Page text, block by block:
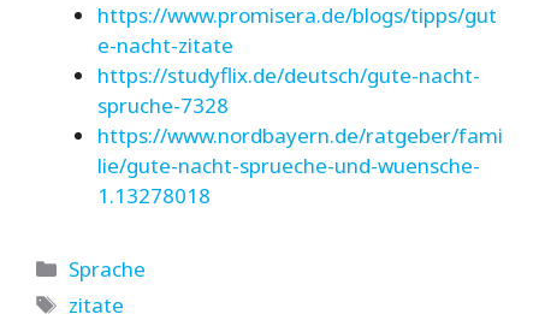
https://www.promisera.de/blogs/tipps/gut
e-nacht-zitate
https://studyflix.de/deutsch/gute-nacht-
spruche-7328
https://www.nordbayern.de/ratgeber/fami
lie/gute-nacht-sprueche-und-wuensche-
1.13278018
Kategorien
Sprache
Schlagwörter
zitate